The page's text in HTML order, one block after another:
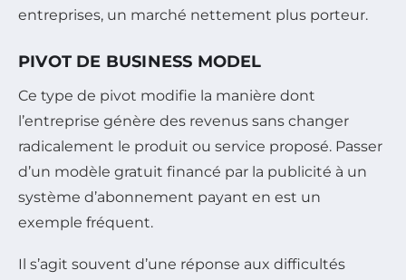
entreprises, un marché nettement plus porteur.
PIVOT DE BUSINESS MODEL
Ce type de pivot modifie la manière dont
l’entreprise génère des revenus sans changer
radicalement le produit ou service proposé. Passer
d’un modèle gratuit financé par la publicité à un
système d’abonnement payant en est un
exemple fréquent.
Il s’agit souvent d’une réponse aux difficultés